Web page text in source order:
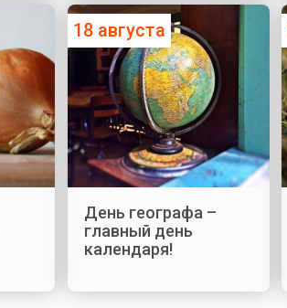
18 августа
День географа –
главный день
календаря!